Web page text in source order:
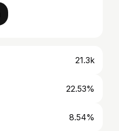
21.3k
22.53%
8.54%